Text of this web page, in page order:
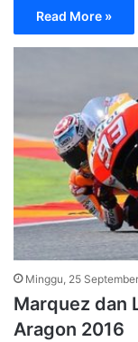
Read More »
Minggu, 25
Marquez dan
Aragon 2016